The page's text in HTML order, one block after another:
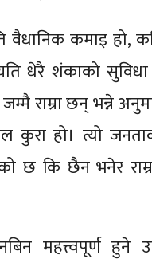
वैधानिक कमाइ हो,
धेरै शंकाको
राम्रा छन् भन्ने
कुरा हो। त्यो
छ कि छैन भनेर
महत्त्वपूर्ण हुने